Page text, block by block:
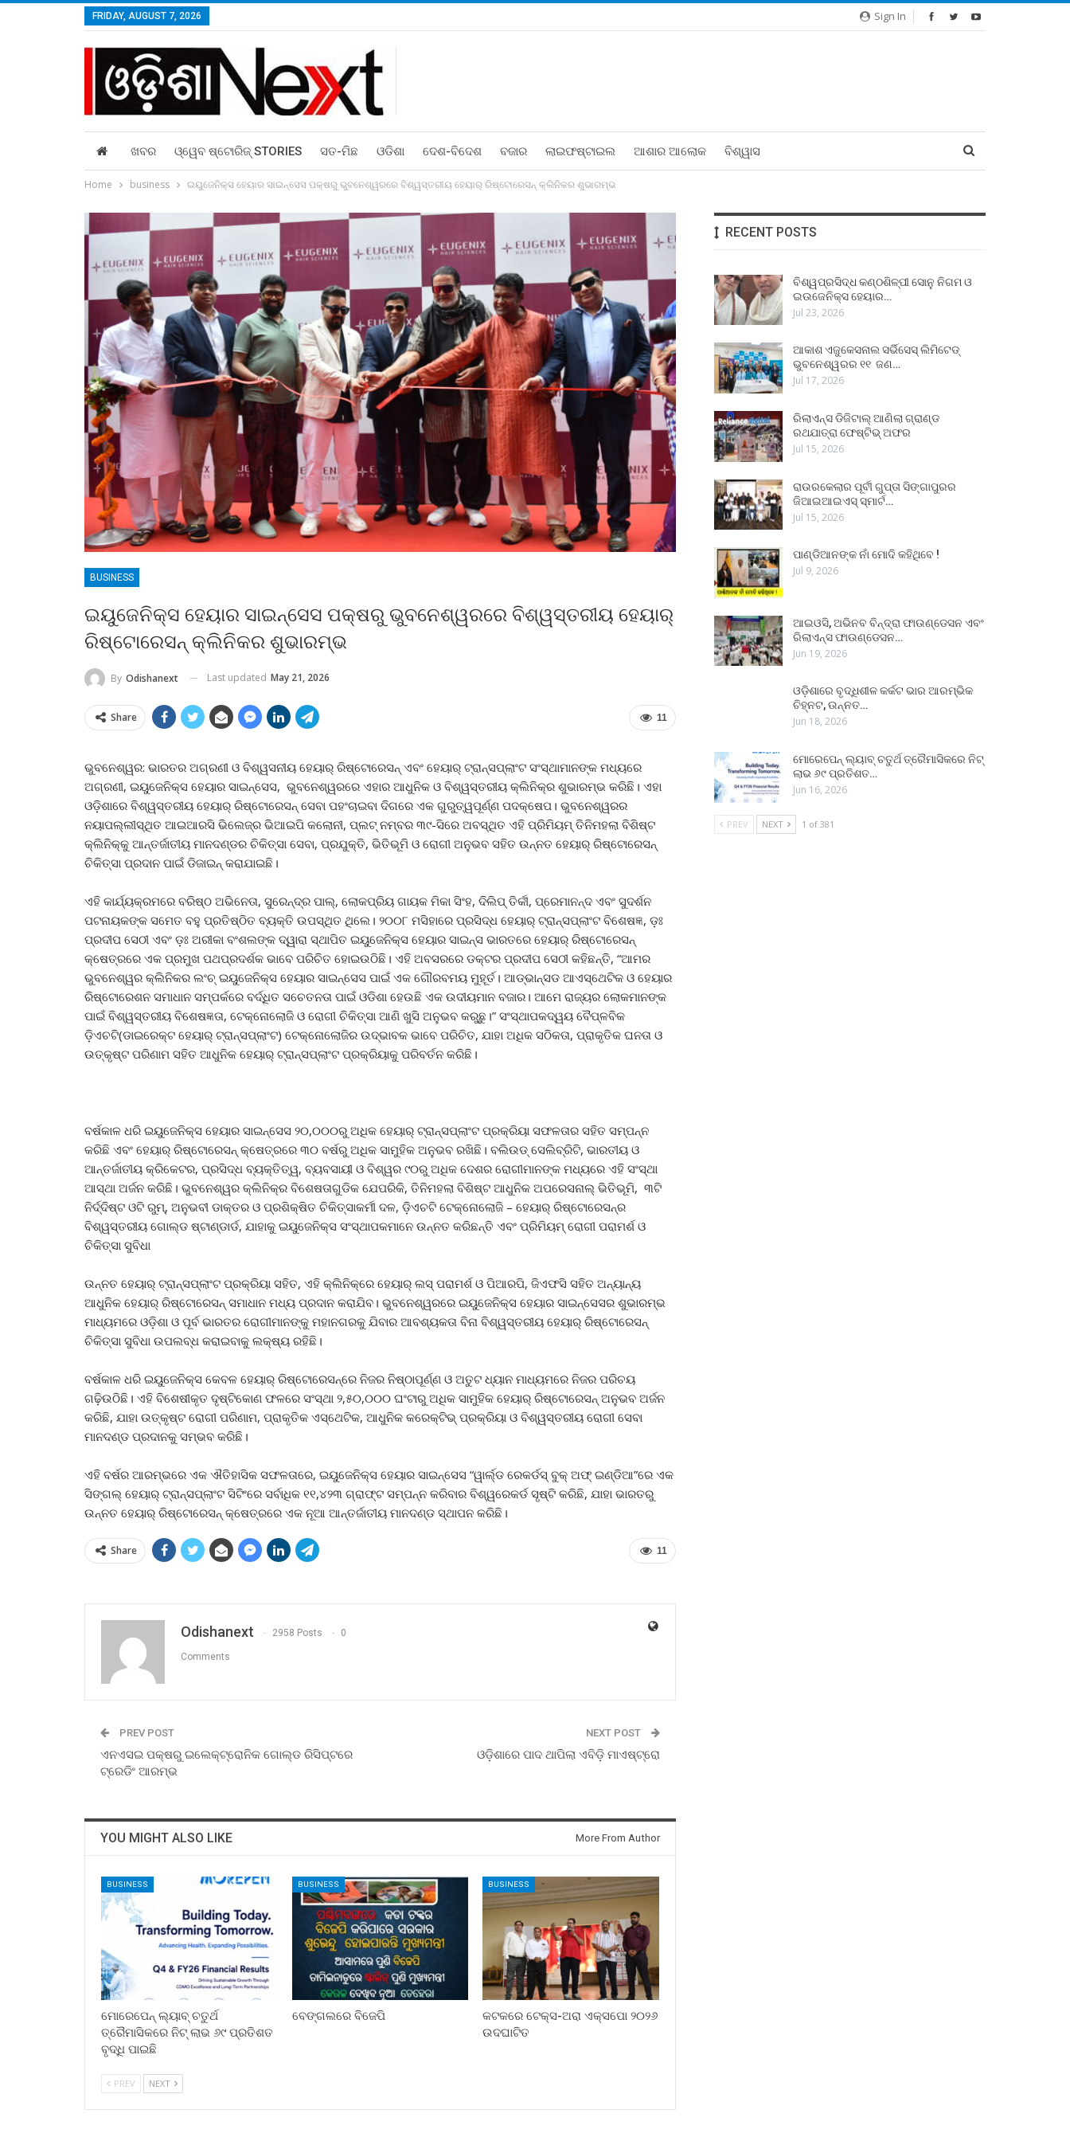
Sign In
FRIDAY, AUGUST 7, 2026
ଖବର ଓ୍ୱେବ ଷ୍ଟୋରିଜ୍‌ STORIES ସତ-ମିଛ ଓଡିଶା ଦେଶ-ବିଦେଶ ବଜାର ଲାଇଫଷ୍ଟାଇଲ ଆଶାର ଆଲୋକ ବିଶ୍ୱାସ
Home business ଇୟୁଜେନିକ୍ସ ହେୟାର ସାଇନ୍ସେସ ପକ୍ଷରୁ ଭୁବନେଶ୍ୱରରେ ବିଶ୍ୱସ୍ତରୀୟ ହେୟାର୍ ରିଷ୍ଟୋରେସନ୍ କ୍ଲିନିକର ଶୁଭାରମ୍ଭ
BUSINESS
ଇୟୁଜେନିକ୍ସ ହେୟାର ସାଇନ୍ସେସ ପକ୍ଷରୁ ଭୁବନେଶ୍ୱରରେ ବିଶ୍ୱସ୍ତରୀୟ ହେୟାର୍
ରିଷ୍ଟୋରେସନ୍ କ୍ଲିନିକର ଶୁଭାରମ୍ଭ
By Odishanext Last updated May 21, 2026
11
Share
ଭୁବନେଶ୍ୱର: ଭାରତର ଅଗ୍ରଣୀ ଓ ବିଶ୍ୱସନୀୟ ହେୟାର୍ ରିଷ୍ଟୋରେସନ୍ ଏବଂ ହେୟାର୍ ଟ୍ରାନ୍ସପ୍ଲାଂଟ ସଂସ୍ଥାମାନଙ୍କ ମଧ୍ୟରେ
ଅଗ୍ରଣୀ, ଇୟୁଜେନିକ୍ସ ହେୟାର ସାଇନ୍ସେସ, ଭୁବନେଶ୍ୱରରେ ଏହାର ଆଧୁନିକ ଓ ବିଶ୍ୱସ୍ତରୀୟ କ୍ଲିନିକ୍‌ର ଶୁଭାରମ୍ଭ କରିଛି। ଏହା
ଓଡ଼ିଶାରେ ବିଶ୍ୱସ୍ତରୀୟ ହେୟାର୍ ରିଷ୍ଟୋରେସନ୍ ସେବା ପହଂଚାଇବା ଦିଗରେ ଏକ ଗୁରୁତ୍ୱପୂର୍ଣ୍ଣ ପଦକ୍ଷେପ। ଭୁବନେଶ୍ୱରର
ନୟାପଲ୍ଲୀସ୍ଥିତ ଆଇଆରସି ଭିଲେଜ୍‌ର ଭିଆଇପି କଲୋନୀ, ପ୍ଲଟ୍ ନମ୍ବର ୩୯-ସିରେ ଅବସ୍ଥିତ ଏହି ପ୍ରିମିୟମ୍ ତିନିମହଲା ବିଶିଷ୍ଟ
କ୍ଲିନିକ୍‌କୁ ଆନ୍ତର୍ଜାତୀୟ ମାନଦଣ୍ଡର ଚିକିତ୍ସା ସେବା, ପ୍ରଯୁକ୍ତି, ଭିତିଭୂମି ଓ ରୋଗୀ ଅନୁଭବ ସହିତ ଉନ୍ନତ ହେୟାର୍ ରିଷ୍ଟୋରେସନ୍
ଚିକିତ୍ସା ପ୍ରଦାନ ପାଇଁ ଡିଜାଇନ୍ କରାଯାଇଛି।
ଏହି କାର୍ଯ୍ୟକ୍ରମରେ ବରିଷ୍ଠ ଅଭିନେତା, ସୁରେନ୍ଦ୍ର ପାଲ୍‌, ଲୋକପ୍ରିୟ ଗାୟକ ମିକା ସିଂହ, ଦିଲିପ୍ ତିର୍କୀ, ପ୍ରେମାନନ୍ଦ ଏବଂ ସୁଦର୍ଶନ
ପଟନାୟକଙ୍କ ସମେତ ବହୁ ପ୍ରତିଷ୍ଠିତ ବ୍ୟକ୍ତି ଉପସ୍ଥିତ ଥିଲେ। ୨୦୦୮ ମସିହାରେ ପ୍ରସିଦ୍ଧ ହେୟାର୍ ଟ୍ରାନ୍ସପ୍ଲାଂଟ ବିଶେଷଜ୍ଞ, ଡ଼ଃ
ପ୍ରଦୀପ ସେଠୀ ଏବଂ ଡ଼ଃ ଅରୀକା ବଂଶଲଙ୍କ ଦ୍ୱାରା ସ୍ଥାପିତ ଇୟୁଜେନିକ୍ସ ହେୟାର ସାଇନ୍ସ ଭାରତରେ ହେୟାର୍ ରିଷ୍ଟୋରେସନ୍
କ୍ଷେତ୍ରରେ ଏକ ପ୍ରମୁଖ ପଥପ୍ରଦର୍ଶକ ଭାବେ ପରିଚିତ ହୋଇଉଠିଛି। ଏହି ଅବସରରେ ଡକ୍ଟର ପ୍ରଦୀପ ସେଠୀ କହିଛନ୍ତି, “ଆମର
ଭୁବନେଶ୍ୱର କ୍ଲିନିକର ଲଂଚ୍ ଇୟୁଜେନିକ୍ସ ହେୟାର ସାଇନ୍ସେସ ପାଇଁ ଏକ ଗୌରବମୟ ମୁହୂର୍ତ। ଆଡ୍‌ଭାନ୍ସଡ ଆଏସ୍ଥେଟିକ ଓ ହେୟାର
ରିଷ୍ଟୋରେଶନ ସମାଧାନ ସମ୍ପର୍କରେ ବର୍ଦ୍ଧିତ ସଚେତନତା ପାଇଁ ଓଡିଶା ହେଉଛି ଏକ ଉଦୀୟମାନ ବଜାର। ଆମେ ରାଜ୍ୟର ଲୋକମାନଙ୍କ
ପାଇଁ ବିଶ୍ୱସ୍ତରୀୟ ବିଶେଷଜ୍ଞତା, ଟେକ୍ନୋଲୋଜି ଓ ରୋଗୀ ଚିକିତ୍ସା ଆଣି ଖୁସି ଅନୁଭବ କରୁଛୁ।” ସଂସ୍ଥାପକଦ୍ୱୟ ବୈପ୍ଳବିକ
ଡ଼ିଏଚଟି(ଡାଇରେକ୍ଟ ହେୟାର୍ ଟ୍ରାନ୍ସପ୍ଲାଂଟ) ଟେକ୍ନୋଲୋଜିର ଉଦ୍ଭାବକ ଭାବେ ପରିଚିତ, ଯାହା ଅଧିକ ସଠିକତା, ପ୍ରାକୃତିକ ଘନତା ଓ
ଉତ୍କୃଷ୍ଟ ପରିଣାମ ସହିତ ଆଧୁନିକ ହେୟାର୍ ଟ୍ରାନ୍ସପ୍ଲାଂଟ ପ୍ରକ୍ରିୟାକୁ ପରିବର୍ତନ କରିଛି।
ବର୍ଷକାଳ ଧରି ଇୟୁଜେନିକ୍ସ ହେୟାର ସାଇନ୍ସେସ ୨୦,୦୦୦ରୁ ଅଧିକ ହେୟାର୍ ଟ୍ରାନ୍ସପ୍ଲାଂଟ ପ୍ରକ୍ରିୟା ସଫଳତାର ସହିତ ସମ୍ପନ୍ନ
କରିଛି ଏବଂ ହେୟାର୍ ରିଷ୍ଟୋରେସନ୍ କ୍ଷେତ୍ରରେ ୩୦ ବର୍ଷରୁ ଅଧିକ ସାମୁହିକ ଅନୁଭବ ରଖିଛି। ବଲିଉଡ୍ ସେଲିବ୍ରିଟି, ଭାରତୀୟ ଓ
ଆନ୍ତର୍ଜାତୀୟ କ୍ରିକେଟର, ପ୍ରସିଦ୍ଧ ବ୍ୟକ୍ତିତ୍ୱ, ବ୍ୟବସାୟୀ ଓ ବିଶ୍ୱର ୯୦ରୁ ଅଧିକ ଦେଶର ରୋଗୀମାନଙ୍କ ମଧ୍ୟରେ ଏହି ସଂସ୍ଥା
ଆସ୍ଥା ଅର୍ଜନ କରିଛି। ଭୁବନେଶ୍ୱର କ୍ଲିନିକ୍‌ର ବିଶେଷତାଗୁଡିକ ଯେପରିକି, ତିନିମହଲା ବିଶିଷ୍ଟ ଆଧୁନିକ ଅପରେସନାଲ୍ ଭିତିଭୂମି, ୩ଟି
ନିର୍ଦ୍ଦିଷ୍ଟ ଓଟି ରୁମ୍‌, ଅନୁଭବୀ ଡାକ୍ତର ଓ ପ୍ରଶିକ୍ଷିତ ଚିକିତ୍ସାକର୍ମୀ ଦଳ, ଡ଼ିଏଚଟି ଟେକ୍ନୋଲୋଜି – ହେୟାର୍ ରିଷ୍ଟୋରେସନ୍‌ର
ବିଶ୍ୱସ୍ତରୀୟ ଗୋଲ୍ଡ ଷ୍ଟାଣ୍ଡାର୍ଡ, ଯାହାକୁ ଇୟୁଜେନିକ୍ସ ସଂସ୍ଥାପକମାନେ ଉନ୍ନତ କରିଛନ୍ତି ଏବଂ ପ୍ରିମିୟମ୍ ରୋଗୀ ପରାମର୍ଶ ଓ
ଚିକିତ୍ସା ସୁବିଧା
ଉନ୍ନତ ହେୟାର୍ ଟ୍ରାନ୍ସପ୍ଲାଂଟ ପ୍ରକ୍ରିୟା ସହିତ, ଏହି କ୍ଲିନିକ୍‌ରେ ହେୟାର୍ ଲସ୍ ପରାମର୍ଶ ଓ ପିଆରପି, ଜିଏଫସି ସହିତ ଅନ୍ୟାନ୍ୟ
ଆଧୁନିକ ହେୟାର୍ ରିଷ୍ଟୋରେସନ୍ ସମାଧାନ ମଧ୍ୟ ପ୍ରଦାନ କରାଯିବ। ଭୁବନେଶ୍ୱରରେ ଇୟୁଜେନିକ୍ସ ହେୟାର ସାଇନ୍ସେସର ଶୁଭାରମ୍ଭ
ମାଧ୍ୟମରେ ଓଡ଼ିଶା ଓ ପୂର୍ବ ଭାରତର ରୋଗୀମାନଙ୍କୁ ମହାନଗରକୁ ଯିବାର ଆବଶ୍ୟକତା ବିନା ବିଶ୍ୱସ୍ତରୀୟ ହେୟାର୍ ରିଷ୍ଟୋରେସନ୍
ଚିକିତ୍ସା ସୁବିଧା ଉପଲବ୍ଧ କରାଇବାକୁ ଲକ୍ଷ୍ୟ ରହିଛି।
ବର୍ଷକାଳ ଧରି ଇୟୁଜେନିକ୍ସ କେବଳ ହେୟାର୍ ରିଷ୍ଟୋରେସନ୍‌ରେ ନିଜର ନିଷ୍ଠାପୂର୍ଣ୍ଣ ଓ ଅତୁଟ ଧ୍ୟାନ ମାଧ୍ୟମରେ ନିଜର ପରିଚୟ
ଗଢ଼ିଉଠିଛି। ଏହି ବିଶେଷୀକୃତ ଦୃଷ୍ଟିକୋଣ ଫଳରେ ସଂସ୍ଥା ୨,୫୦,୦୦୦ ଘଂଟାରୁ ଅଧିକ ସାମୁହିକ ହେୟାର୍ ରିଷ୍ଟୋରେସନ୍ ଅନୁଭବ ଅର୍ଜନ
କରିଛି, ଯାହା ଉତ୍କୃଷ୍ଟ ରୋଗୀ ପରିଣାମ, ପ୍ରାକୃତିକ ଏସ୍ଥେଟିକ, ଆଧୁନିକ କରେକ୍ଟିଭ୍ ପ୍ରକ୍ରିୟା ଓ ବିଶ୍ୱସ୍ତରୀୟ ରୋଗୀ ସେବା
ମାନଦଣ୍ଡ ପ୍ରଦାନକୁ ସମ୍ଭବ କରିଛି।
ଏହି ବର୍ଷର ଆରମ୍ଭରେ ଏକ ଐତିହାସିକ ସଫଳତାରେ, ଇୟୁଜେନିକ୍ସ ହେୟାର ସାଇନ୍ସେସ “ୱାର୍ଲ୍ଡ ରେକର୍ଡସ୍ ବୁକ୍ ଅଫ୍ ଇଣ୍ଡିଆ”ରେ ଏକ
ସିଙ୍ଗଲ୍ ହେୟାର୍ ଟ୍ରାନ୍ସପ୍ଲାଂଟ ସିଟିଂରେ ସର୍ବାଧିକ ୧୧,୪୨୩ ଗ୍ରାଫ୍ଟ ସମ୍ପନ୍ନ କରିବାର ବିଶ୍ୱରେକର୍ଡ ସୃଷ୍ଟି କରିଛି, ଯାହା ଭାରତରୁ
ଉନ୍ନତ ହେୟାର୍ ରିଷ୍ଟୋରେସନ୍ କ୍ଷେତ୍ରରେ ଏକ ନୂଆ ଆନ୍ତର୍ଜାତୀୟ ମାନଦଣ୍ଡ ସ୍ଥାପନ କରିଛି।
11
Share
Odishanext 2958 Posts 0
Comments
PREV POST
ଏନଏସଇ ପକ୍ଷରୁ ଇଲେକ୍‌ଟ୍ରୋନିକ ଗୋଲ୍ଡ ରିସିପ୍ଟରେ
ଟ୍ରେଡିଂ ଆରମ୍ଭ
NEXT POST
ଓଡ଼ିଶାରେ ପାଦ ଥାପିଲା ଏବିଡ଼ି ମାଏଷ୍ଟ୍ରୋ
YOU MIGHT ALSO LIKE More From Author
BUSINESS
ମୋରେପେନ୍ ଲ୍ୟାବ୍ ଚତୁର୍ଥ
ତ୍ରୈମାସିକରେ ନିଟ୍ ଲାଭ ୬୯ ପ୍ରତିଶତ
ବୃଦ୍ଧି ପାଇଛି
BUSINESS
ବେଙ୍ଗଲରେ ବିଜେପି
BUSINESS
କଟକରେ ଟେକ୍ସ-ଅରା ଏକ୍ସପୋ ୨୦୨୬
ଉଦଘାଟିତ
PREV NEXT
RECENT POSTS
ବିଶ୍ୱପ୍ରସିଦ୍ଧ କଣ୍ଠଶିଳ୍ପୀ ସୋନୁ ନିଗମ ଓ
ଇଉଜେନିକ୍ସ ହେୟାର…
Jul 23, 2026
ଆକାଶ ଏଜୁକେସନାଲ ସର୍ଭିସେସ୍ ଲିମିଟେଡ୍
ଭୁବନେଶ୍ୱରର ୧୧ ଜଣ…
Jul 17, 2026
ରିଲାଏନ୍ସ ଡିଜିଟାଲ୍ ଆଣିଲା ଗ୍ରାଣ୍ଡ
ରଥଯାତ୍ରା ଫେଷ୍ଟିଭ୍ ଅଫର
Jul 15, 2026
ରାଉରକେଲାର ପୂର୍ବୀ ଗୁପ୍ତା ସିଙ୍ଗାପୁରର
ଜିଆଇଆଇଏସ୍ ସ୍ମାର୍ଟ…
Jul 15, 2026
ପାଣ୍ଡିଆନଙ୍କ ନାଁ ମୋଦି କହିଥିବେ !
Jul 9, 2026
ଆଇଓସି, ଅଭିନବ ବିନ୍ଦ୍ରା ଫାଉଣ୍ଡେସନ ଏବଂ
ରିଲାଏନ୍ସ ଫାଉଣ୍ଡେସନ…
Jun 19, 2026
ଓଡ଼ିଶାରେ ବୃଦ୍ଧିଶୀଳ କର୍କଟ ଭାର ଆରମ୍ଭିକ
ଚିହ୍ନଟ, ଉନ୍ନତ…
Jun 18, 2026
ମୋରେପେନ୍ ଲ୍ୟାବ୍ ଚତୁର୍ଥ ତ୍ରୈମାସିକରେ ନିଟ୍
ଲାଭ ୬୯ ପ୍ରତିଶତ…
Jun 16, 2026
PREV NEXT 1 of 381